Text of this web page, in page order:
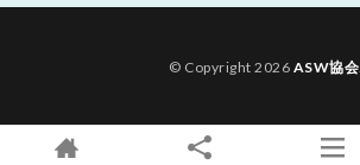
© Copyright 2026 ASW協会